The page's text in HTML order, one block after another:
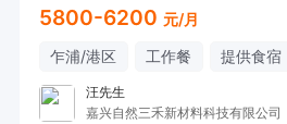
5800-6200 元/月
乍浦/港区 工作餐 提供食宿
汪先生
嘉兴自然三禾新材料科技有限公司